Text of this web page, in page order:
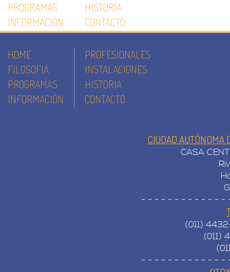
PROGRAMAS
INFORMACIÓN
HISTORIA
CONTACTO
HOME
FILOSOFIA
PROGRAMAS
INFORMACIÓN
PROFESIONALES
INSTALACIONES
HISTORIA
CONTACTO
CIUDAD AUTÓNOMA
CASA
- - - - - - - - - - - - -
(011)
(011)
- - - - - - - - - - - - -